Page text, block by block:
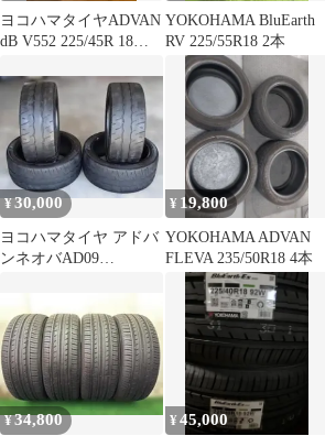
ヨコハマタイヤADVAN
dB V552 225/45R 18イ
YOKOHAMA BluEarth
RV 225/55R18 2本
¥30,000
ヨコハマタイヤ アドバ
ンネオバAD09
¥ 19,800
YOKOHAMA ADVAN
FLEVA 235/50R18 4本
¥34,800 ¥45,000